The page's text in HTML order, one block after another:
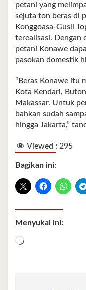
petani yang
sejuta ton beras di
Konggoasa-Gusli
terealisasi. Dengan
petani Konawe
pasokan domestik
“Beras Konawe itu
Kota Kendari,
Makassar. Untuk
bahkan sudah
hingga Jakarta,”
Viewed : 295
Bagikan ini:
Menyukai ini:
Memuat...